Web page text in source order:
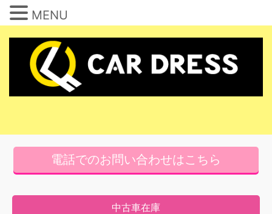
電話でのお問い合わせはこちら
中古車在庫
MENU